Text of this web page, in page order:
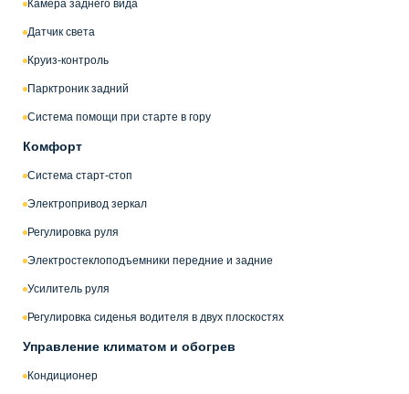
Камера заднего вида
Датчик света
Круиз-контроль
Парктроник задний
Система помощи при старте в гору
Комфорт
Система старт-стоп
Электропривод зеркал
Регулировка руля
Электростеклоподъемники передние и задние
Усилитель руля
Регулировка сиденья водителя в двух плоскостях
Управление климатом и обогрев
Кондиционер